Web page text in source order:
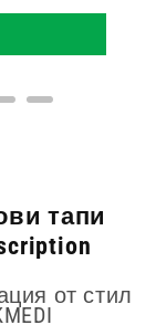
тапи
от стил